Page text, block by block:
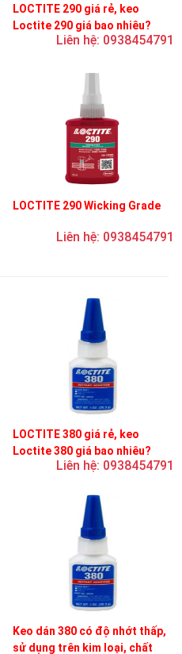
LOCTITE 290 giá rẻ, keo
Loctite 290 giá bao nhiêu?
Liên hệ: 0938454791
LOCTITE 290 Wicking Grade
Liên hệ: 0938454791
LOCTITE 380 giá rẻ, keo
Loctite 380 giá bao nhiêu?
Liên hệ: 0938454791
Keo dán 380 có độ nhớt thấp,
sử dụng trên kim loại, chất